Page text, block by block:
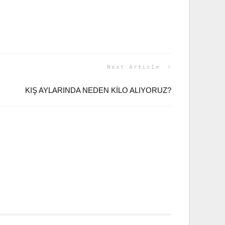
Next Article
KIŞ AYLARINDA NEDEN KILO ALIYORUZ?